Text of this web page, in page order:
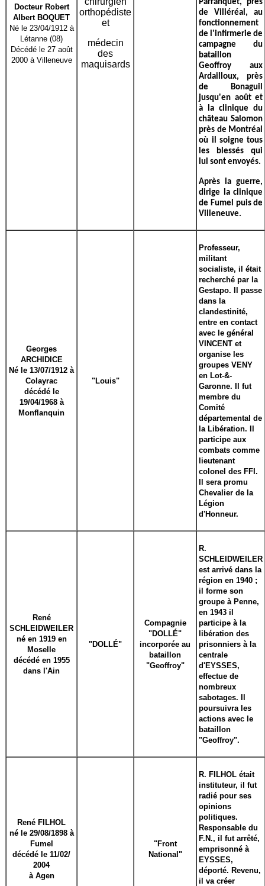
Docteur Robert
Albert BOQUET
Né le 23/04/1912 à
Létanne (08)
Décédé le 27 août
2000 à Villeneuve
orthopédiste
et
médecin
des
maquisards
Parranquet, près
de Villéréal, au
fonctionnement
de l'infirmerie de
campagne du
bataillon
Geoffroy aux
Ardailloux, près
de Bonaguil
jusqu'en août et
à la clinique du
château Salomon
près de Montréal
où il soigne tous
les blessés qui
lui sont envoyés.
Après la guerre,
dirige la clinique
de Fumel puis de
Villeneuve.
Georges
ARCHIDICE
Né le 13/07/1912 à
Colayrac
décédé le
19/04/1968 à
Monflanquin
"Louis"
Professeur,
militant
socialiste, il était
recherché par la
Gestapo. Il passe
dans la
clandestinité,
entre en contact
avec le général
VINCENT et
organise les
groupes VENY
en Lot-&-
Garonne. Il fut
membre du
Comité
départemental de
la Libération. Il
participe aux
combats comme
lieutenant
colonel des FFI.
Il sera promu
Chevalier de la
Légion
d'Honneur.
René
SCHLEIDWEILER
né en 1919 en
Moselle
décédé en 1955
dans l'Ain
"DOLLÉ"
Compagnie
"DOLLÉ"
incorporée au
bataillon
"Geoffroy"
R.
SCHLEIDWEILER
est arrivé dans la
région en 1940 ;
il forme son
groupe à Penne,
en 1943 il
participe à la
libération des
prisonniers à la
centrale
d'EYSSES,
effectue de
nombreux
sabotages. Il
poursuivra les
actions avec le
bataillon
"Geoffroy".
René FILHOL
né le 29/08/1898 à
Fumel
décédé le 11/02/
2004
à Agen
"Front
National"
R. FILHOL était
instituteur, il fut
radié pour ses
opinions
politiques.
Responsable du
F.N., il fut arrêté,
emprisonné à
EYSSES,
déporté. Revenu,
il va créer